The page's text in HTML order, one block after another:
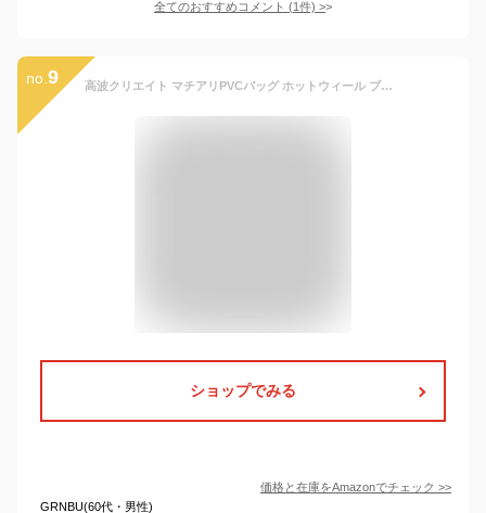
全てのおすすめコメント (1件) >
no. 9 高波クリエイト マチアリPVCバッグ ホットウィール ブルー 【124866】 プールバッグ
ショップでみる
価格と在庫をAmazonでチェック >>
GRNBU(60代・男性)